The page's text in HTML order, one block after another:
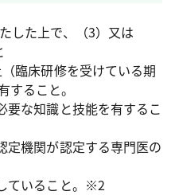
した上で、（3）又は
臨床研修を受けている期
ること。
要な知識と技能を有するこ
定機関が認定する専門医の
ていること。※2